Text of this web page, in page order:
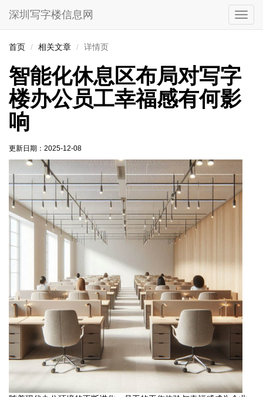
切
换
深圳写字楼信息网
首页 相关文章 详情页
智能化休息区布局对写字
楼办公员工幸福感有何影
响
更新日期： 2025-12-08